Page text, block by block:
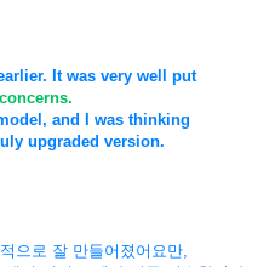
It was very well put
and I was thinking
upgraded version.
으로 잘 만들어졌어요만,